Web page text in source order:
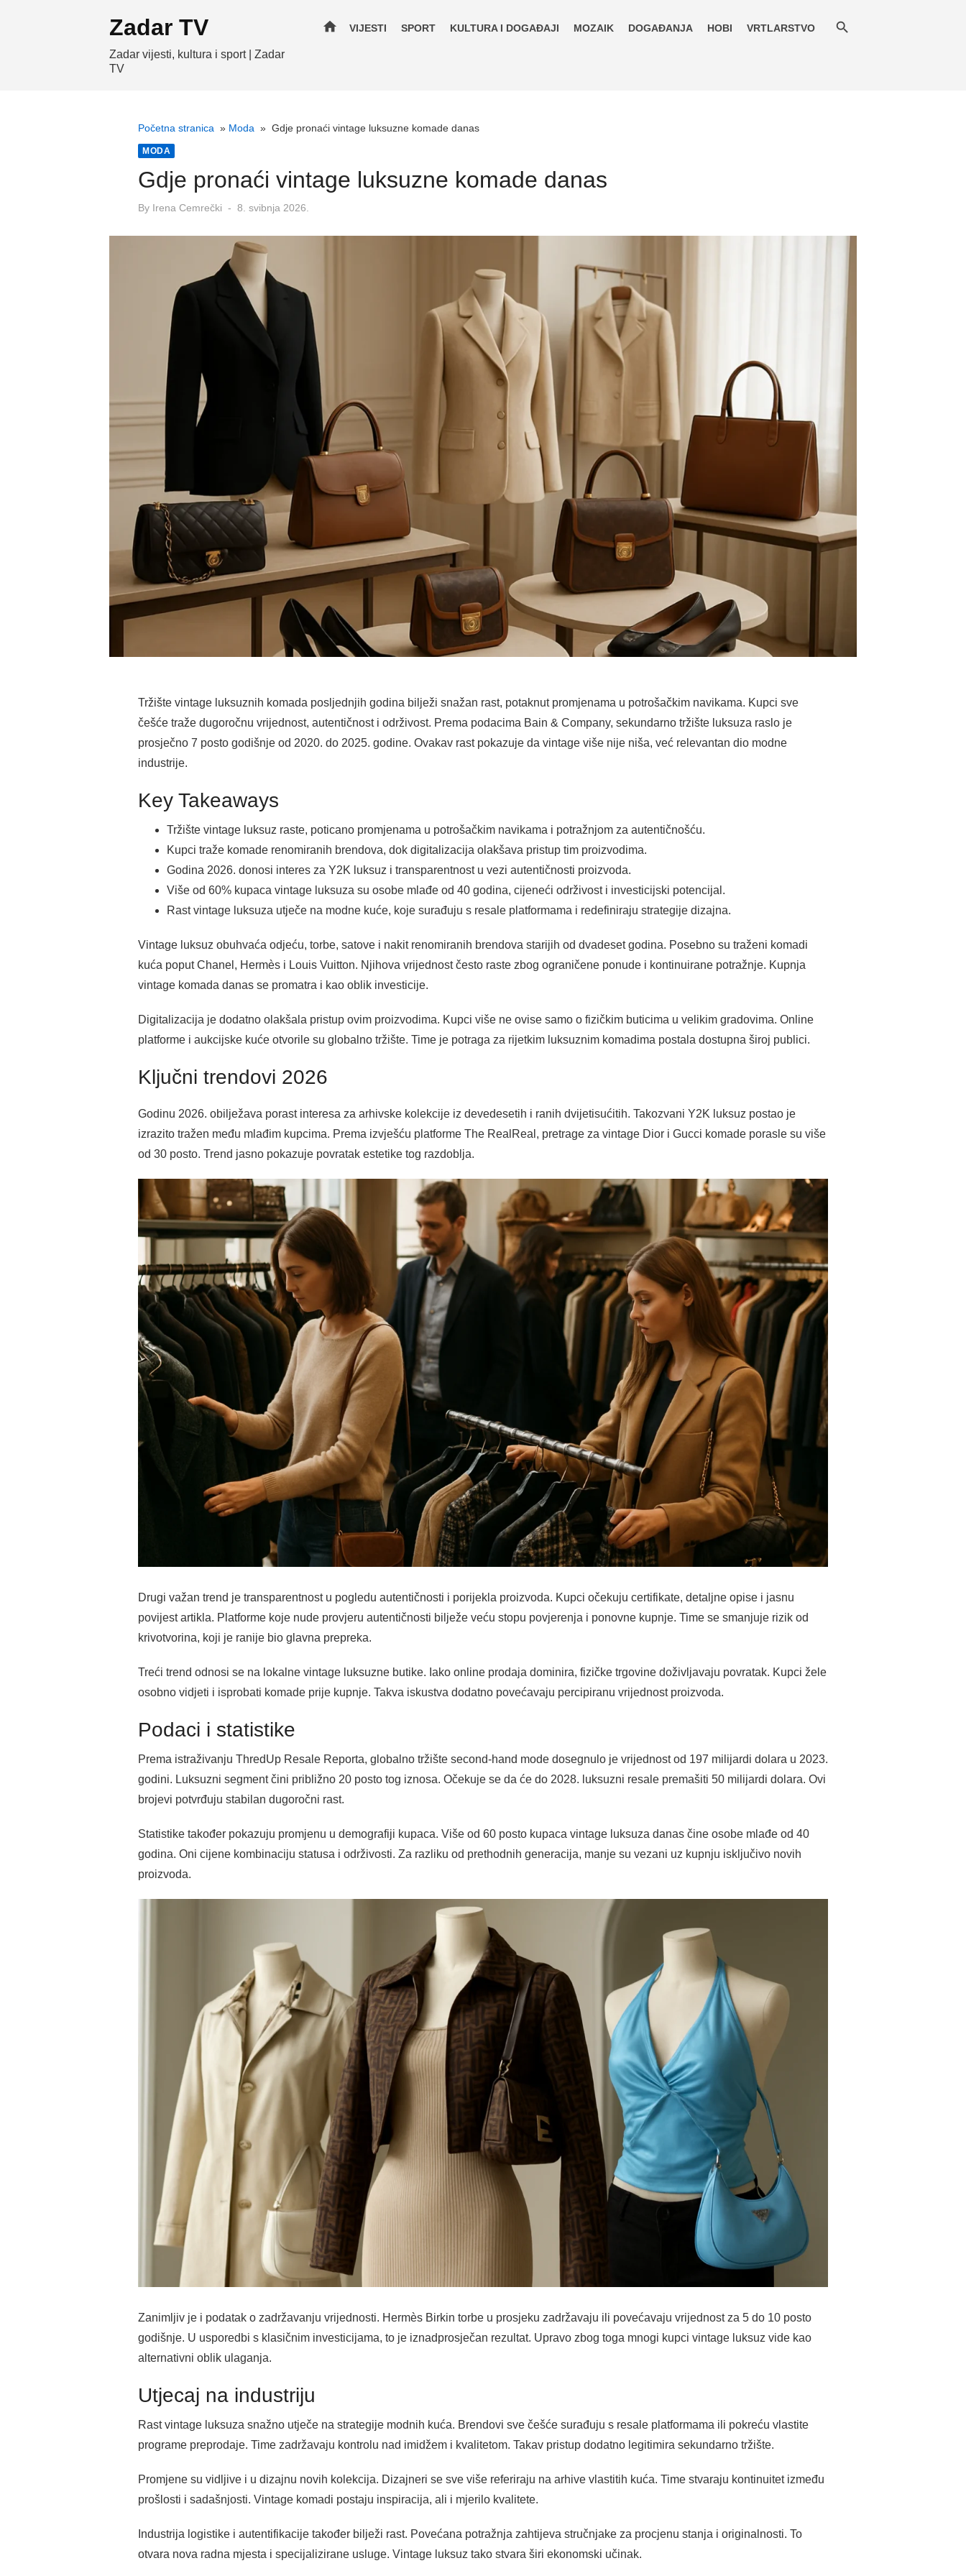
Zadar TV
Zadar vijesti, kultura i sport | Zadar
TV
home VIJESTI SPORT KULTURA I DOGAĐAJI MOZAIK DOGAĐANJA HOBI VRTLARSTVO
Početna stranica » Moda » Gdje pronaći vintage luksuzne komade danas
MODA
Gdje pronaći vintage luksuzne komade danas
By Irena Cemrečki
Posted
8. svibnja 2026.
Tržište vintage luksuznih komada posljednjih godina bilježi snažan rast, potaknut promjenama u potrošačkim navikama. Kupci sve
češće traže dugoročnu vrijednost, autentičnost i održivost. Prema podacima Bain & Company, sekundarno tržište luksuza raslo je
prosječno 7 posto godišnje od 2020. do 2025. godine. Ovakav rast pokazuje da vintage više nije niša, već relevantan dio modne
industrije.
Key Takeaways
Tržište vintage luksuz raste, poticano promjenama u potrošačkim navikama i potražnjom za autentičnošću.
Kupci traže komade renomiranih brendova, dok digitalizacija olakšava pristup tim proizvodima.
Godina 2026. donosi interes za Y2K luksuz i transparentnost u vezi autentičnosti proizvoda.
Više od 60% kupaca vintage luksuza su osobe mlađe od 40 godina, cijeneći održivost i investicijski potencijal.
Rast vintage luksuza utječe na modne kuće, koje surađuju s resale platformama i redefiniraju strategije dizajna.
Vintage luksuz obuhvaća odjeću, torbe, satove i nakit renomiranih brendova starijih od dvadeset godina. Posebno su traženi komadi
kuća poput Chanel, Hermès i Louis Vuitton. Njihova vrijednost često raste zbog ograničene ponude i kontinuirane potražnje. Kupnja
vintage komada danas se promatra i kao oblik investicije.
Digitalizacija je dodatno olakšala pristup ovim proizvodima. Kupci više ne ovise samo o fizičkim buticima u velikim gradovima. Online
platforme i aukcijske kuće otvorile su globalno tržište. Time je potraga za rijetkim luksuznim komadima postala dostupna široj publici.
Ključni trendovi 2026
Godinu 2026. obilježava porast interesa za arhivske kolekcije iz devedesetih i ranih dvijetisućitih. Takozvani Y2K luksuz postao je
izrazito tražen među mlađim kupcima. Prema izvješću platforme The RealReal, pretrage za vintage Dior i Gucci komade porasle su više
od 30 posto. Trend jasno pokazuje povratak estetike tog razdoblja.
Drugi važan trend je transparentnost u pogledu autentičnosti i porijekla proizvoda. Kupci očekuju certifikate, detaljne opise i jasnu
povijest artikla. Platforme koje nude provjeru autentičnosti bilježe veću stopu povjerenja i ponovne kupnje. Time se smanjuje rizik od
krivotvorina, koji je ranije bio glavna prepreka.
Treći trend odnosi se na lokalne vintage luksuzne butike. Iako online prodaja dominira, fizičke trgovine doživljavaju povratak. Kupci žele
osobno vidjeti i isprobati komade prije kupnje. Takva iskustva dodatno povećavaju percipiranu vrijednost proizvoda.
Podaci i statistike
Prema istraživanju ThredUp Resale Reporta, globalno tržište second-hand mode dosegnulo je vrijednost od 197 milijardi dolara u 2023.
godini. Luksuzni segment čini približno 20 posto tog iznosa. Očekuje se da će do 2028. luksuzni resale premašiti 50 milijardi dolara. Ovi
brojevi potvrđuju stabilan dugoročni rast.
Statistike također pokazuju promjenu u demografiji kupaca. Više od 60 posto kupaca vintage luksuza danas čine osobe mlađe od 40
godina. Oni cijene kombinaciju statusa i održivosti. Za razliku od prethodnih generacija, manje su vezani uz kupnju isključivo novih
proizvoda.
Zanimljiv je i podatak o zadržavanju vrijednosti. Hermès Birkin torbe u prosjeku zadržavaju ili povećavaju vrijednost za 5 do 10 posto
godišnje. U usporedbi s klasičnim investicijama, to je iznadprosječan rezultat. Upravo zbog toga mnogi kupci vintage luksuz vide kao
alternativni oblik ulaganja.
Utjecaj na industriju
Rast vintage luksuza snažno utječe na strategije modnih kuća. Brendovi sve češće surađuju s resale platformama ili pokreću vlastite
programe preprodaje. Time zadržavaju kontrolu nad imidžem i kvalitetom. Takav pristup dodatno legitimira sekundarno tržište.
Promjene su vidljive i u dizajnu novih kolekcija. Dizajneri se sve više referiraju na arhive vlastitih kuća. Time stvaraju kontinuitet između
prošlosti i sadašnjosti. Vintage komadi postaju inspiracija, ali i mjerilo kvalitete.
Industrija logistike i autentifikacije također bilježi rast. Povećana potražnja zahtijeva stručnjake za procjenu stanja i originalnosti. To
otvara nova radna mjesta i specijalizirane usluge. Vintage luksuz tako stvara širi ekonomski učinak.